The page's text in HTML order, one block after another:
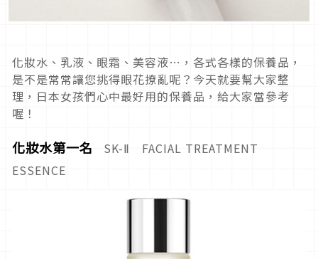
化妝水、乳液、眼霜、美容液…，各式各樣的保養品，
是不是常常讓您挑得眼花撩亂呢？今天就要幫大家整
理，日本女孩們心中最好用的保養品，給大家當參考
喔！
化妝水第一名 SK-Ⅱ FACIAL TREATMENT
ESSENCE